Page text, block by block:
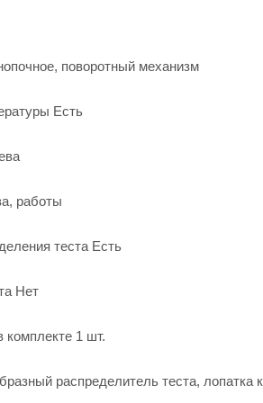
поворотный механизм
Есть
работы
теста Есть
Нет
комплекте 1 шт.
распределитель теста, лопатка